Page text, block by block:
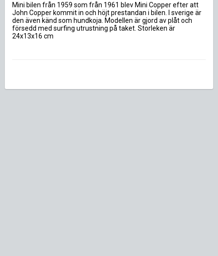
Mini bilen från 1959 som från 1961 blev Mini Copper efter att
John Copper kommit in och höjt prestandan i bilen. I sverige är
den även känd som hundkoja. Modellen är gjord av plåt och
försedd med surfing utrustning på taket. Storleken är
24x13x16 cm